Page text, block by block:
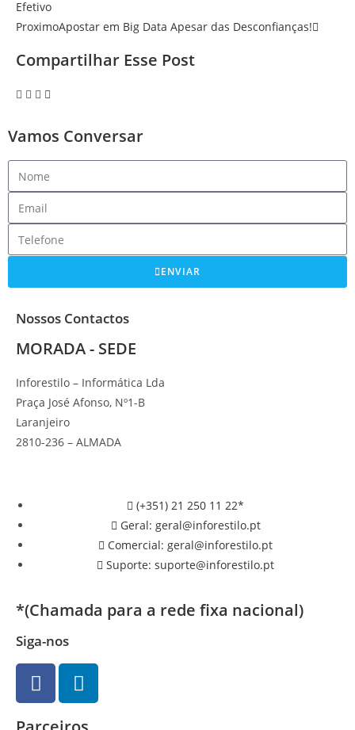
Efetivo
ProximoApostar em Big Data Apesar das Desconfianças!
Compartilhar Esse Post
Vamos Conversar
ENVIAR
Nossos Contactos
MORADA - SEDE
Inforestilo – Informática Lda
Praça José Afonso, Nº1-B
Laranjeiro
2810-236 – ALMADA
(+351) 21 250 11 22*
Geral: geral@inforestilo.pt
Comercial: geral@inforestilo.pt
Suporte: suporte@inforestilo.pt
*(Chamada para a rede fixa nacional)
Siga-nos